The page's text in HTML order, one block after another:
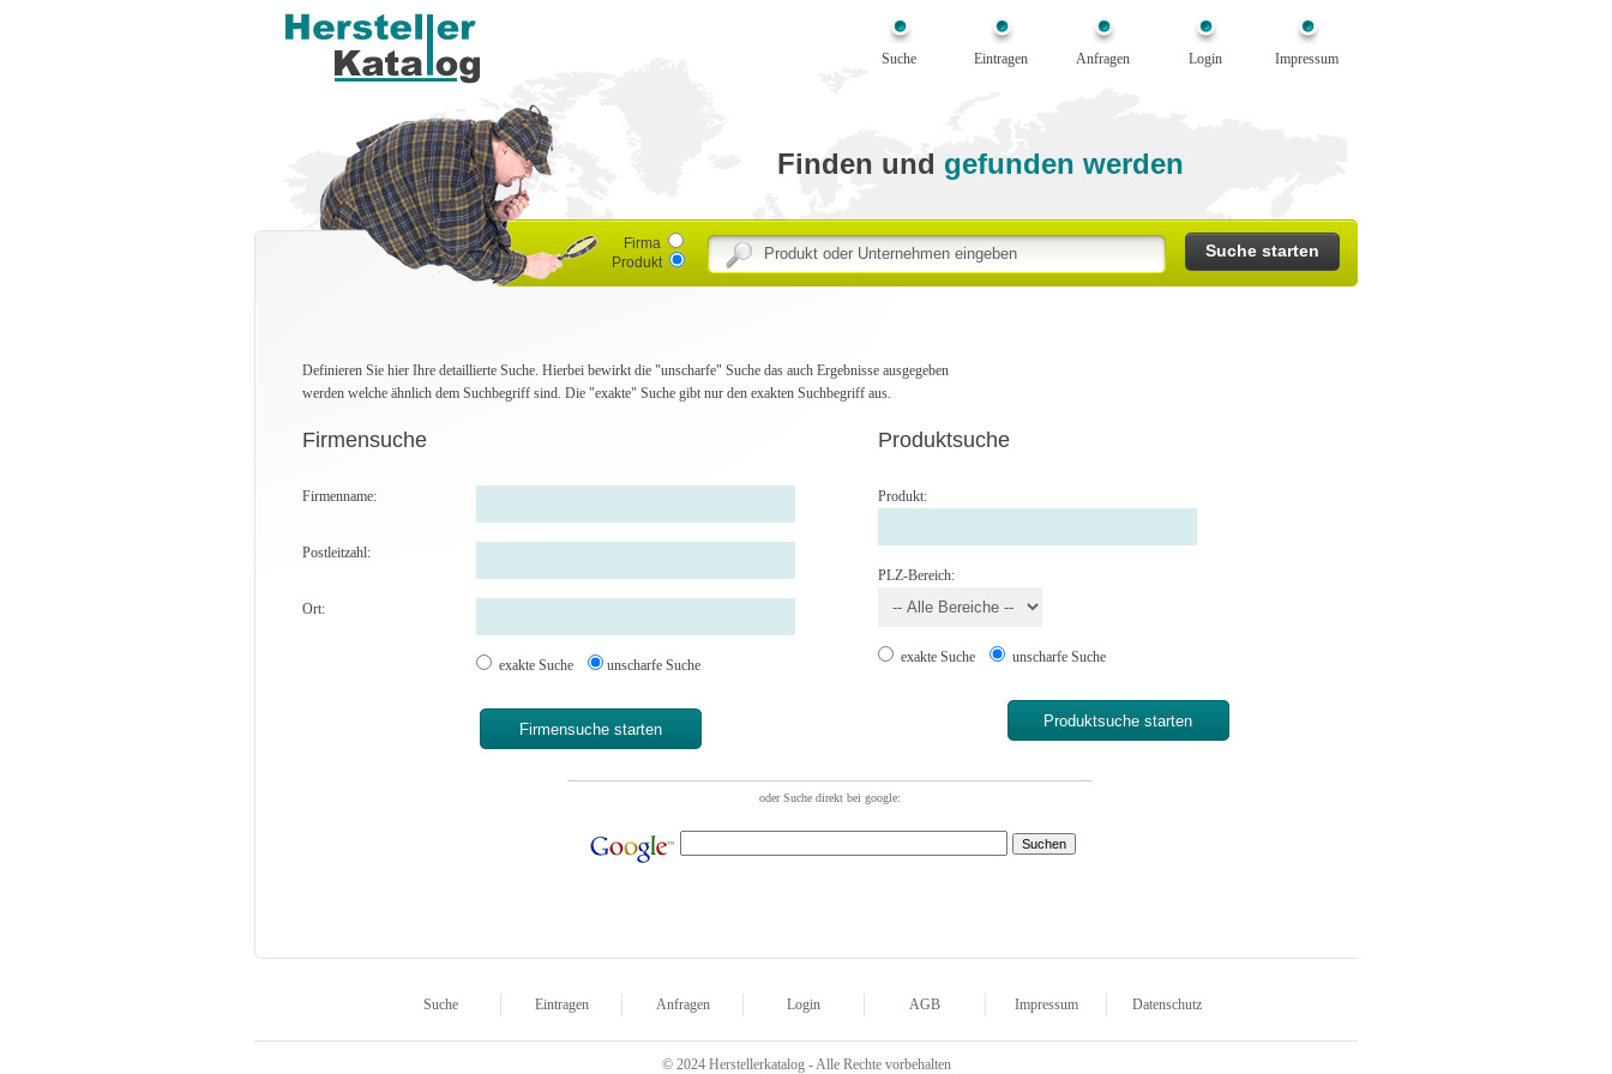
Suche Eintragen Anfragen Login Impressum
Finden und gefunden werden
Firma
Produkt
Definieren Sie hier Ihre detaillierte Suche. Hierbei bewirkt die "unscharfe" Suche das auch Ergebnisse ausgegeben
werden welche ähnlich dem Suchbegriff sind. Die "exakte" Suche gibt nur den exakten Suchbegriff aus.
Firmensuche
Firmenname:
Postleitzahl:
Ort:
exakte Suche unscharfe Suche
Produktsuche
Produkt:
PLZ-Bereich:
exakte Suche unscharfe Suche
Suche Eintragen Anfragen Login AGB Impressum Datenschutz
© 2024 Herstellerkatalog - Alle Rechte vorbehalten